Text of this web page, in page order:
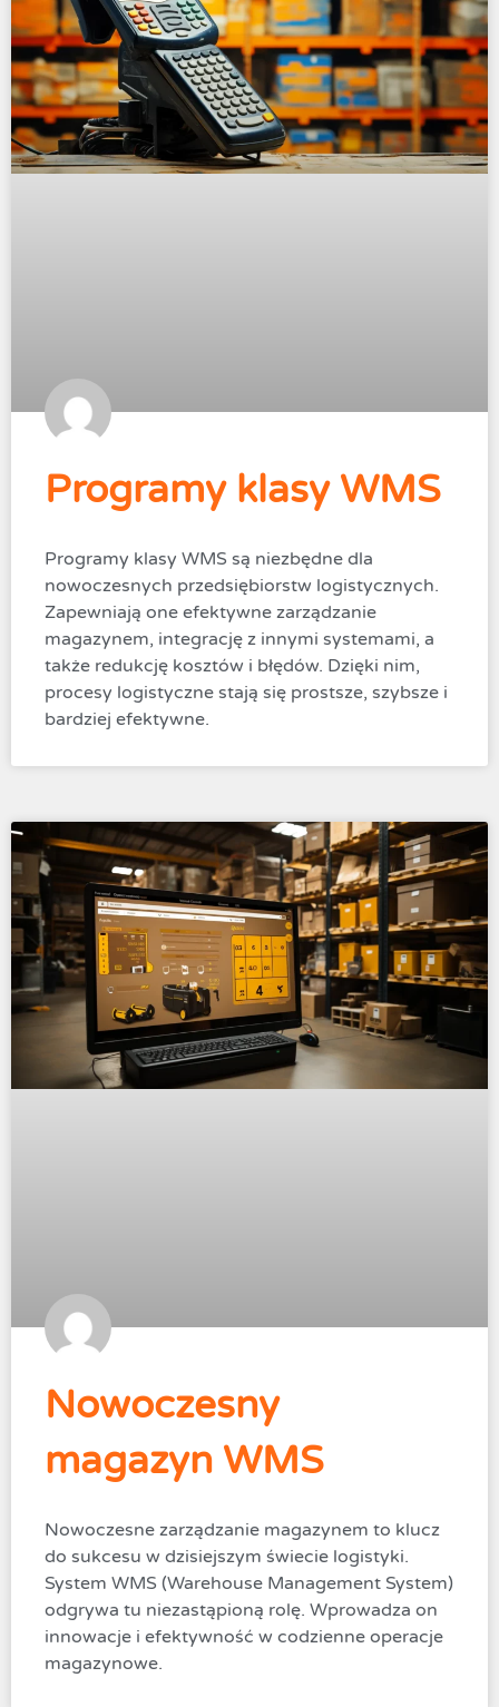
Programy klasy WMS
Programy klasy WMS są niezbędne dla
nowoczesnych przedsiębiorstw logistycznych.
Zapewniają one efektywne zarządzanie
magazynem, integrację z innymi systemami, a
także redukcję kosztów i błędów. Dzięki nim,
procesy logistyczne stają się prostsze, szybsze i
bardziej efektywne.
Nowoczesny
magazyn WMS
Nowoczesne zarządzanie magazynem to klucz
do sukcesu w dzisiejszym świecie logistyki.
System WMS (Warehouse Management System)
odgrywa tu niezastąpioną rolę. Wprowadza on
innowacje i efektywność w codzienne operacje
magazynowe.